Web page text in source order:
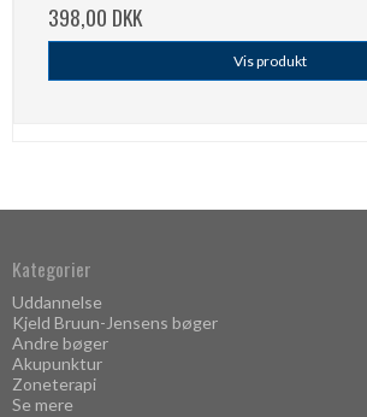
398,00 DKK
Vis produkt
Kategorier
Uddannelse
Kjeld Bruun-Jensens bøger
Andre bøger
Akupunktur
Zoneterapi
Se mere